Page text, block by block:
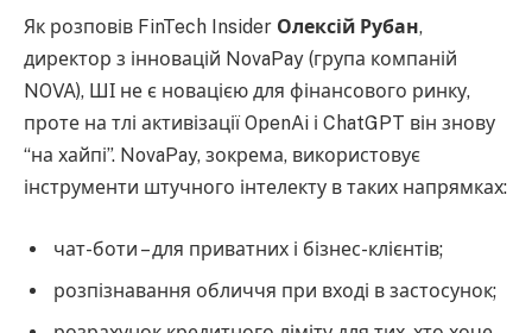
Як розповів FinTech Insider Олексій Рубан,
директор з інновацій NovaPay (група компаній
NOVA), ШІ не є новацією для фінансового ринку,
проте на тлі активізації OpenAi і ChatGPT він знову
“на хайпі”. NovaPay, зокрема, використовує
інструменти штучного інтелекту в таких напрямках:
чат-боти – для приватних і бізнес-клієнтів;
розпізнавання обличчя при вході в застосунок;